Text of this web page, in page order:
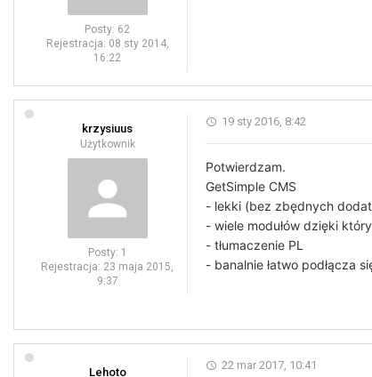
Posty: 62
Rejestracja: 08 sty 2014,
16:22
krzysiuus
Użytkownik
Posty: 1
Rejestracja: 23 maja 2015,
9:37
19 sty 2016, 8:42
Potwierdzam.
GetSimple CMS
- lekki (bez zbędnych
- wiele modułów dzięki
- tłumaczenie PL
- banalnie łatwo podłącza
Lehoto
22 mar 2017, 10:41